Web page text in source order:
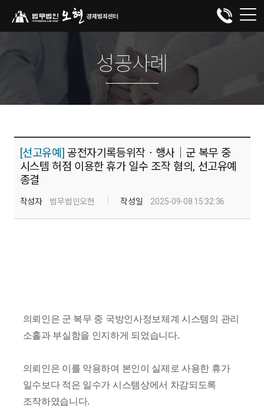
성공사례
[선고유예] 공전자기록등위작ㆍ행사│군 복무 중
시스템 허점 이용한 휴가 일수 조작 혐의, 선고유예
종결
작성자 법무법인오현 작성일 2025-09-08 15:32:36
의뢰인은 군 복무 중 국방인사정보체계 시스템의 관리
소홀과 부실함을 인지하게 되었습니다.
의뢰인은 이를 악용하여 본인이 실제로 사용한 휴가
일수보다 적은 일수가 시스템상에서 차감되도록
조작하였습니다.